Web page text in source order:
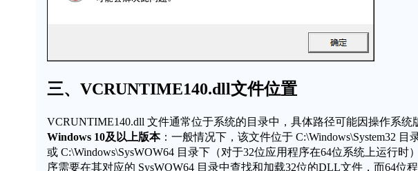
三、VCRUNTIME140.dll文件位置
VCRUNTIME140.dll 文件通常位于系统的目录中，具体路径可能因操作系统
Windows 10及以上版本：一般情况下，该文件位于 C:\Windows\System32 目
或 C:\Windows\SysWOW64 目录下（对于32位应用程序在64位系统上运行时
序需要在其对应的 SysWOW64 目录中查找和加载32位的DLL文件，而64位